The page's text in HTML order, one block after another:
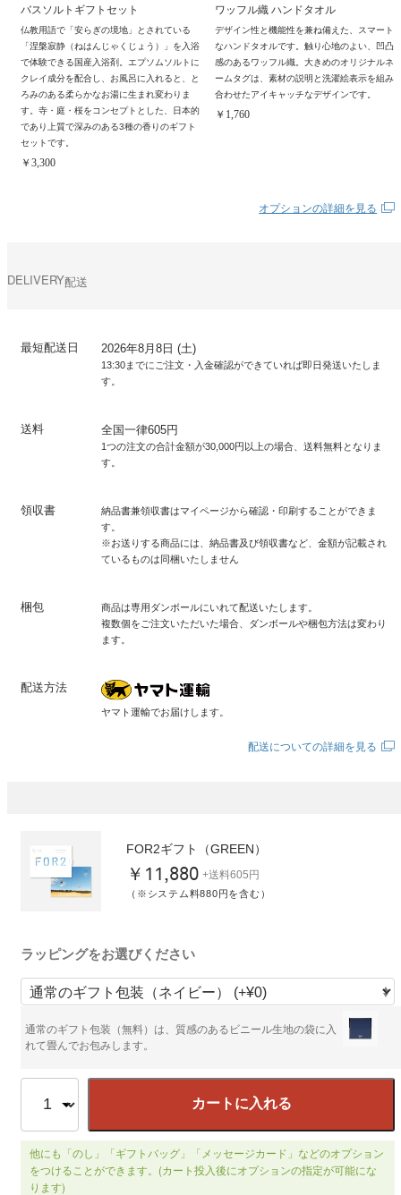
バスソルトギフトセット
仏教用語で「安らぎの境地」とされている
「涅槃寂静（ねはんじゃくじょう）」を入浴
で体験できる国産入浴剤。エプソムソルトに
クレイ成分を配合し、お風呂に入れると、と
ろみのある柔らかなお湯に生まれ変わりま
す。寺・庭・桜をコンセプトとした、日本的
であり上質で深みのある3種の香りのギフト
セットです。
￥3,300
ワッフル織 ハンドタオル
デザイン性と機能性を兼ね備えた、スマート
なハンドタオルです。触り心地のよい、凹凸
感のあるワッフル織。大きめのオリジナルネ
ームタグは、素材の説明と洗濯絵表示を組み
合わせたアイキャッチなデザインです。
￥1,760
オプションの詳細を見る
DELIVERY配送
最短配送日 2026年8月8日 (土)
13:30までにご注文・入金確認ができていれば即日発送いたしま
す。
送料 全国一律605円
1つの注文の合計金額が30,000円以上の場合、送料無料となりま
す。
領収書
納品書兼領収書はマイページから確認・印刷することができま
す。
※お送りする商品には、納品書及び領収書など、金額が記載され
ているものは同梱いたしません
梱包
商品は専用ダンボールにいれて配送いたします。
複数個をご注文いただいた場合、ダンボールや梱包方法は変わり
ます。
配送方法
ヤマト運輸でお届けします。
配送についての詳細を見る
FOR2ギフト（GREEN）
￥11,880 +送料605円
（※システム料880円を含む）
ラッピングをお選びください
通常のギフト包装（無料）は、質感のあるビニール生地の袋に入
れて畳んでお包みします。
カートに入れる
他にも「のし」「ギフトバッグ」「メッセージカード」などのオプション
をつけることができます。(カート投入後にオプションの指定が可能にな
ります)